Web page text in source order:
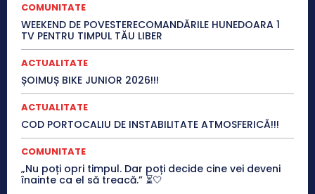
COMUNITATE
WEEKEND DE POVESTERECOMANDĂRILE HUNEDOARA 1
TV PENTRU TIMPUL TĂU LIBER
ACTUALITATE
ȘOIMUȘ BIKE JUNIOR 2026!!!
ACTUALITATE
COD PORTOCALIU DE INSTABILITATE ATMOSFERICĂ!!!
COMUNITATE
„Nu poți opri timpul. Dar poți decide cine vei deveni
înainte ca el să treacă.” ⏳🤍